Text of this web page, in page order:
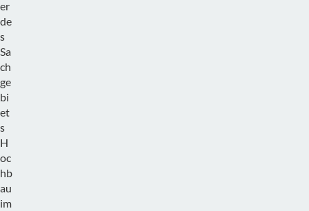
er
de
s
Sa
ch
ge
bi
et
s
H
oc
hb
au
im